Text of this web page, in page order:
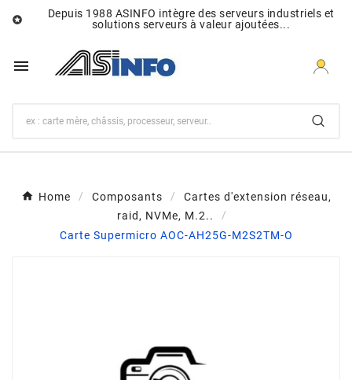

Depuis 1988 ASINFO intègre des serveurs industriels et
solutions serveurs à valeur ajoutées...

Home Composants
Cartes d'extension réseau,
raid, NVMe, M.2..
Carte Supermicro AOC-AH25G-M2S2TM-O